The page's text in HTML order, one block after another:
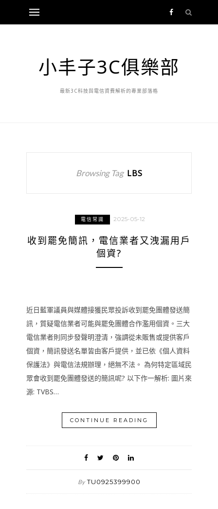
小丰子3C俱樂部
最新3C科技與電信資費解析的專業部落格
Browsing Tag LBS
電信常識 2025-05-12
收到罷免簡訊，電信業者又洩漏用戶
個資?
近日藍軍議員與媒體接獲民眾投訴收到罷免團體發送簡
訊，質疑電信業者可能與罷免團體合作濫用個資。三大
電信業者則同步發聲明澄清，強調從未販售或提供客戶
個資，簡訊發送名單皆由客戶提供，並已依《個人資料
保護法》與電信法規辦理，絕無不法。 為何特定區域民
眾會收到罷免團體發送的簡訊呢? 以下作一解析: 圖片來
源: TVBS…
CONTINUE READING
By TU0925399900